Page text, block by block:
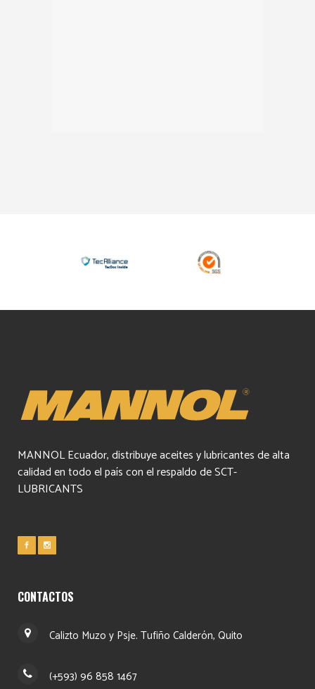
MANNOL Ecuador, distribuye aceites y lubricantes de alta
calidad en todo el país con el respaldo de SCT-
LUBRICANTS
CONTACTOS
Calizto Muzo y Psje. Tufiño Calderón, Quito
(+593) 96 858 1467